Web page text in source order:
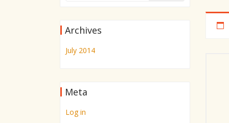
Archives
July 2014
Meta
Log in